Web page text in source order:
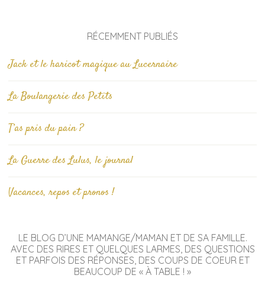
RÉCEMMENT PUBLIÉS
Jack et le haricot magique au Lucernaire
La Boulangerie des Petits
T’as pris du pain ?
La Guerre des Lulus, le journal
Vacances, repos et pronos !
LE BLOG D’UNE MAMANGE/MAMAN ET DE SA FAMILLE.
AVEC DES RIRES ET QUELQUES LARMES, DES QUESTIONS
ET PARFOIS DES RÉPONSES, DES COUPS DE COEUR ET
BEAUCOUP DE « À TABLE ! »